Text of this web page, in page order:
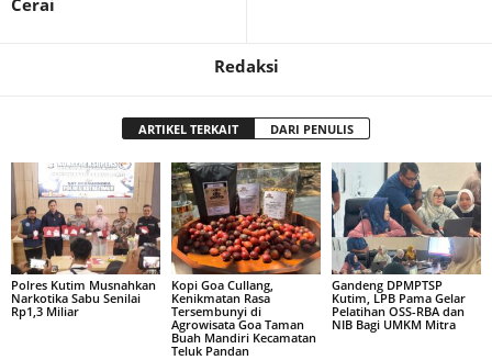
Cerai
Redaksi
ARTIKEL TERKAIT DARI PENULIS
Polres Kutim Musnahkan
Narkotika Sabu Senilai
Rp1,3 Miliar
Kopi Goa Cullang,
Kenikmatan Rasa
Tersembunyi di
Agrowisata Goa Taman
Buah Mandiri Kecamatan
Teluk Pandan
Gandeng DPMPTSP
Kutim, LPB Pama Gelar
Pelatihan OSS-RBA dan
NIB Bagi UMKM Mitra